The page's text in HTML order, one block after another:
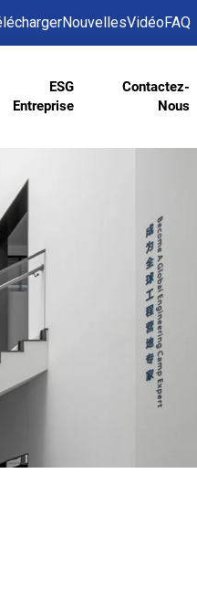
NouvellesVidéoFAQ
ESG
Entreprise
Contactez-
Nous